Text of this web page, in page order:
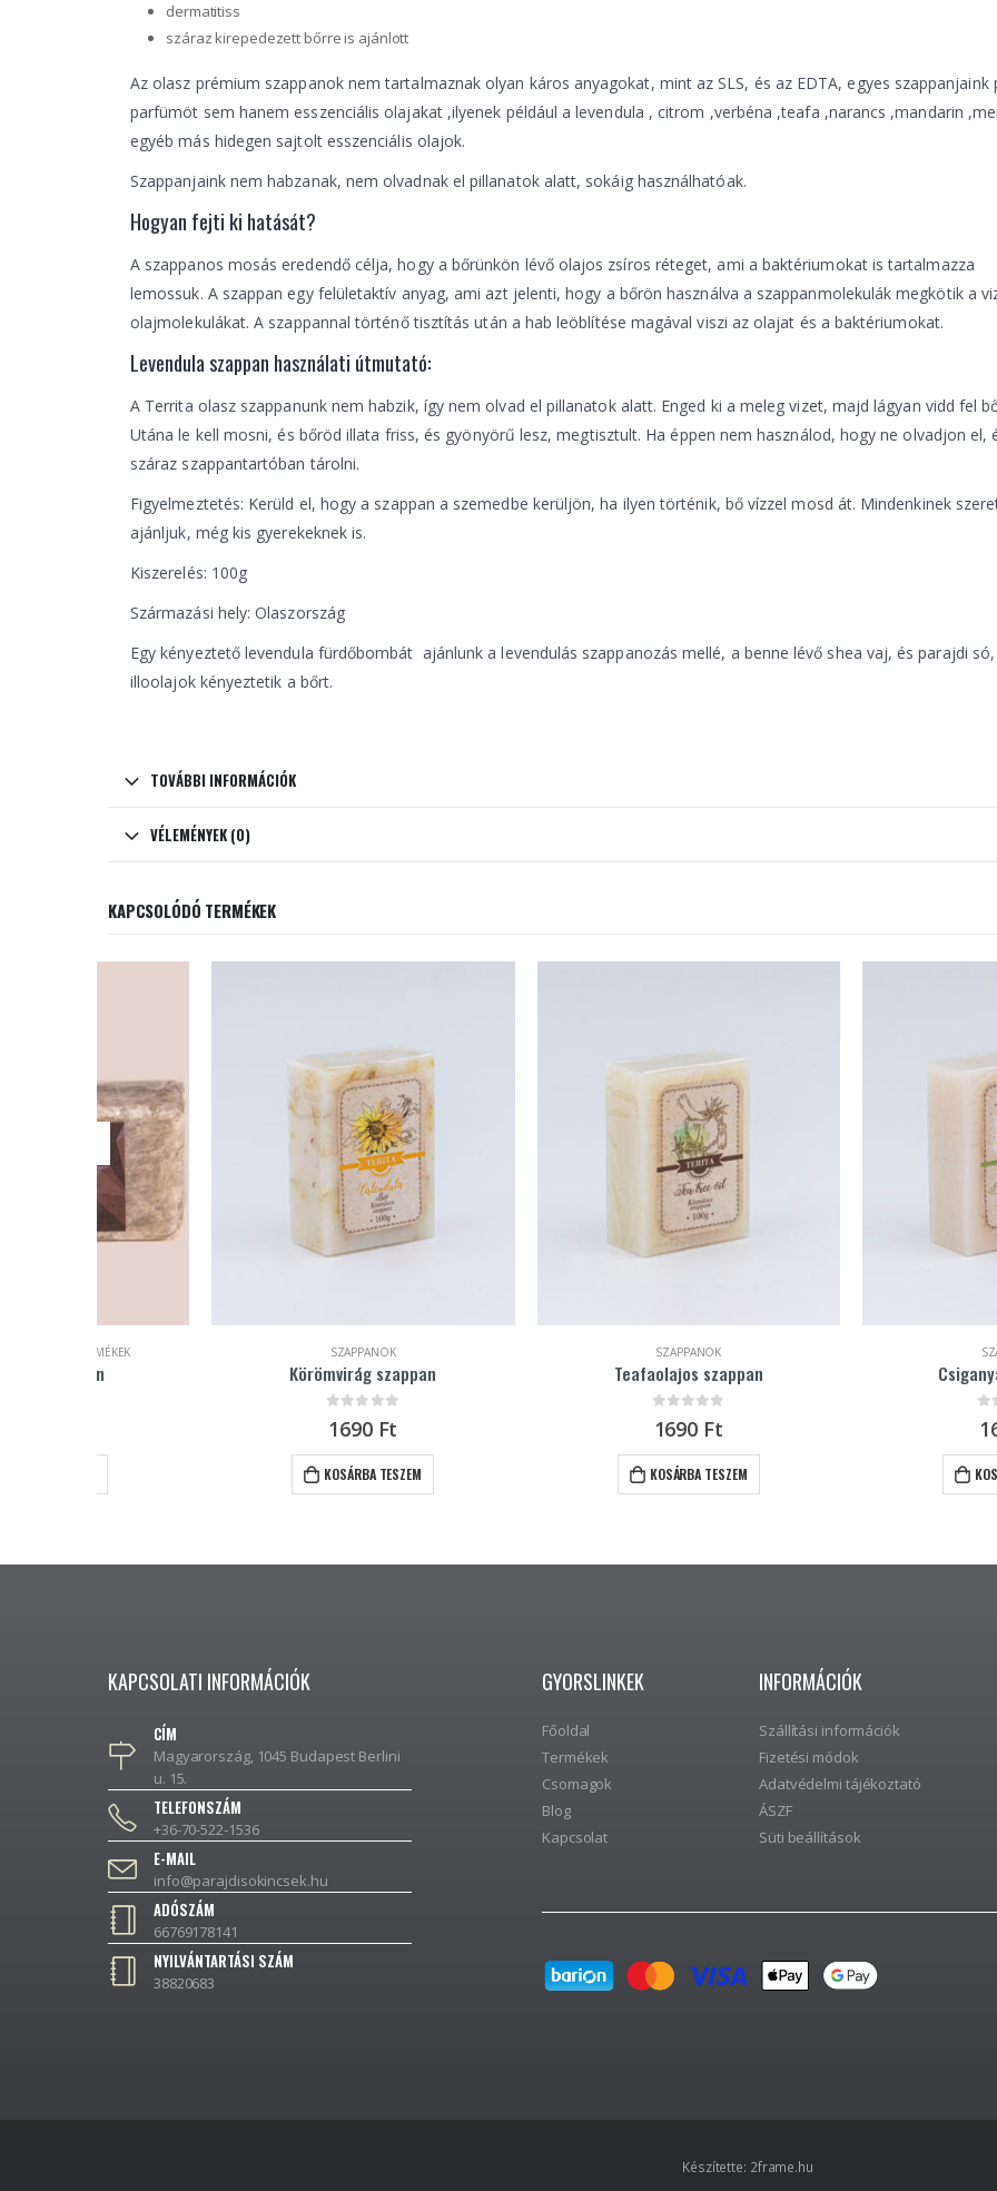
dermatitiss
száraz kirepedezett bőrre is ajánlott
Az olasz prémium szappanok nem tartalmaznak olyan káros anyagokat, mint az SLS, és az EDTA, egyes szappanjaink
parfümöt sem hanem esszenciális olajakat ,ilyenek például a levendula , citrom ,verbéna ,teafa ,narancs ,mandarin
egyéb más hidegen sajtolt esszenciális olajok.
Szappanjaink nem habzanak, nem olvadnak el pillanatok alatt, sokáig használhatóak.
Hogyan fejti ki hatását?
A szappanos mosás eredendő célja, hogy a bőrünkön lévő olajos zsíros réteget, ami a baktériumokat is tartalmazza
lemossuk. A szappan egy felületaktív anyag, ami azt jelenti, hogy a bőrön használva a szappanmolekulák megkötik a
olajmolekulákat. A szappannal történő tisztítás után a hab leöblítése magával viszi az olajat és a baktériumokat.
Levendula szappan használati útmutató:
A Territa olasz szappanunk nem habzik, így nem olvad el pillanatok alatt. Enged ki a meleg vizet, majd lágyan vidd fel
Utána le kell mosni, és bőröd illata friss, és gyönyörű lesz, megtisztult. Ha éppen nem használod, hogy ne olvadjon el,
száraz szappantartóban tárolni.
Figyelmeztetés: Kerüld el, hogy a szappan a szemedbe kerüljön, ha ilyen történik, bő vízzel mosd át. Mindenkinek
ajánljuk, még kis gyerekeknek is.
Kiszerelés: 100g
Származási hely: Olaszország
Egy kényeztető levendula fürdőbombát ajánlunk a levendulás szappanozás mellé, a benne lévő shea vaj, és parajdi só,
illoolajok kényeztetik a bőrt.
TOVÁBBI INFORMÁCIÓK
VÉLEMÉNYEK (0)
KAPCSOLÓDÓ TERMÉKEK
Körömvirág szappan
KOSÁRBA TESZEM
Teafaolajos szappan
KOSÁRBA TESZEM
Csiganyálka szappan
KOSÁRBA TESZEM
KAPCSOLATI INFORMÁCIÓK
CÍM
Magyarország, 1045 Budapest Berlini
u. 15.
TELEFONSZÁM
+36-70-522-1536
E-MAIL
info@parajdisokincsek.hu
ADÓSZÁM
66769178141
NYILVÁNTARTÁSI SZÁM
38820683
GYORSLINKEK
Főoldal
Termékek
Csomagok
Blog
Kapcsolat
INFORMÁCIÓK
Szállítási információk
Fizetési módok
Adatvédelmi tájékoztató
ÁSZF
Süti beállítások
Készítette: 2frame.hu